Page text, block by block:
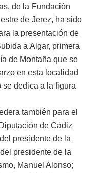
de la Fundación
de Jerez, ha sido
la presentación de
a Algar, primera
de Montaña que se
en esta localidad
dedica a la figura
también para el
de Cádiz
presidente de la
presidente de la
Manuel Alonso;